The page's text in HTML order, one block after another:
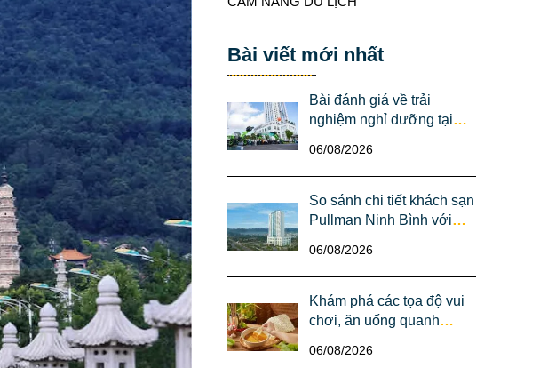
Bài viết mới nhất
Bài đánh giá về trải
nghiệm nghỉ dưỡng tại
Google Maps 2026
06/08/2026
So sánh chi tiết khách sạn
Pullman Ninh Bình với
vực trung tâm thành phố
Ninh Bình
06/08/2026
Khám phá các tọa độ vui
chơi, ăn uống quanh
Bình
06/08/2026